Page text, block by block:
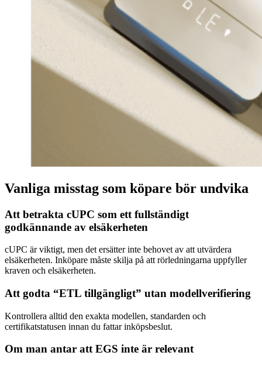
Vanliga misstag som köpare bör undvika
Att betrakta cUPC som ett fullständigt
godkännande av elsäkerheten
cUPC är viktigt, men det ersätter inte behovet av att utvärdera
elsäkerheten. Inköpare måste skilja på att rörledningarna uppfyller
kraven och elsäkerheten.
Att godta “ETL tillgängligt” utan modellverifiering
Kontrollera alltid den exakta modellen, standarden och
certifikatstatusen innan du fattar inköpsbeslut.
Om man antar att EGS inte är relevant